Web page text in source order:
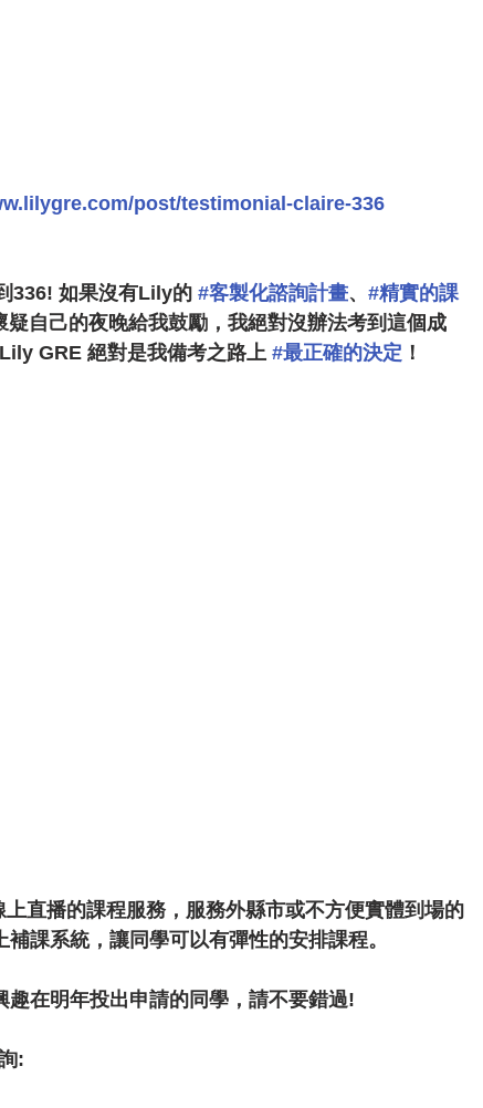
post/testimonial-claire-336
336! 如果沒有Lily的 #客製化諮詢計畫、 #精實的課
疑自己的夜晚給我鼓勵，我絕對沒辦法考到這個成
GRE 絕對是我備考之路上 #最正確的決定 ！
直播的課程服務，服務外縣市或不方便實體到場的
課系統，讓同學可以有彈性的安排課程。
在明年投出申請的同學，請不要錯過!
: